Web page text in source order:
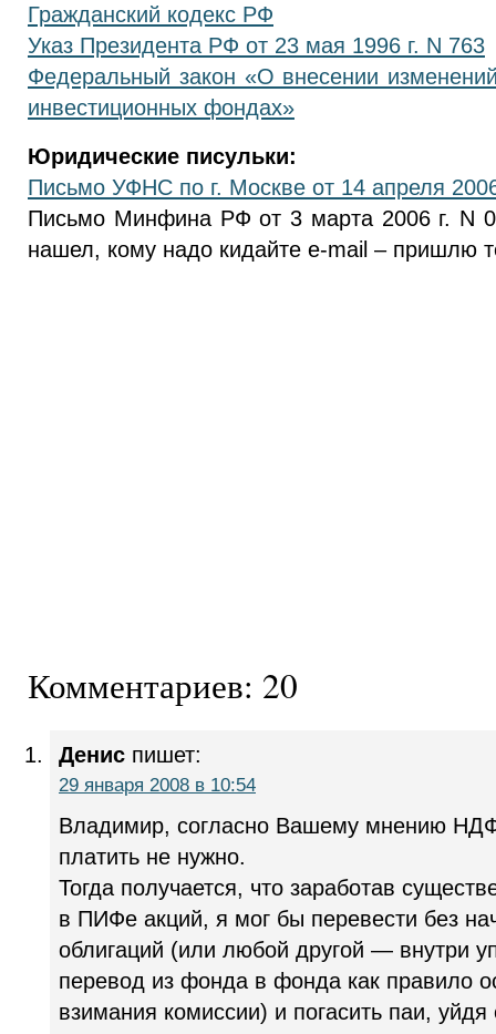
Гражданский кодекс РФ
Указ Президента РФ от 23 мая 1996 г. N 763
Федеральный закон «О внесении
инвестиционных фондах»
Юридические писульки:
Письмо УФНС по г. Москве от 14 апреля
Письмо Минфина РФ от 3 марта 2006 г. N
нашел, кому надо кидайте e-mail – пришлю
Комментариев: 20
Денис пишет:
29 января 2008 в 10:54
Владимир, согласно Вашему мнению
платить не нужно.
Тогда получается, что заработав
в ПИФе акций, я мог бы перевести без
облигаций (или любой другой — внутри
перевод из фонда в фонда как правило
взимания комиссии) и погасить паи,